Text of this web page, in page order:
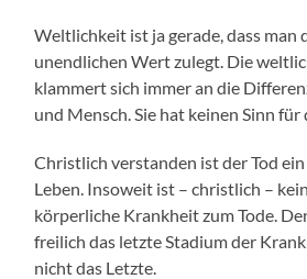
Weltlichkeit ist ja gerade, dass man
unendlichen Wert zulegt. Die
klammert sich immer an die
und Mensch. Sie hat keinen Sinn für
Christlich verstanden ist der Tod
Leben. Insoweit ist – christlich –
körperliche Krankheit zum Tode.
freilich das letzte Stadium der
nicht das Letzte.